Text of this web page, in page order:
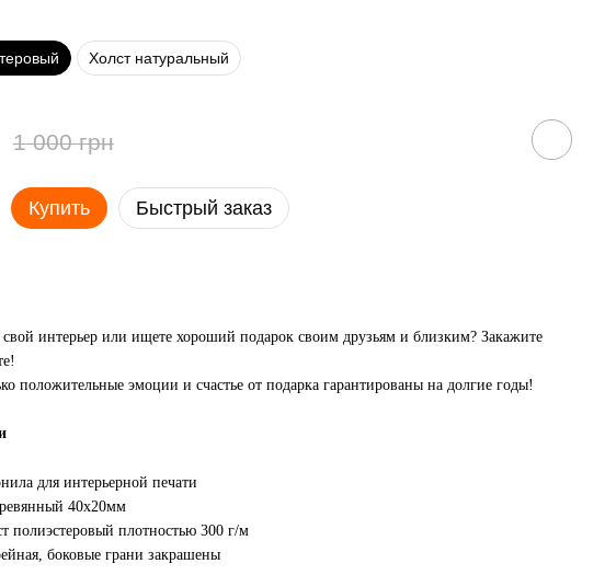
Холст натуральный
1 000 грн
Купить Быстрый заказ
свой интерьер или ищете хороший подарок своим друзьям и близким? Закажите
положительные эмоции и счастье от подарка гарантированы на долгие годы!
для интерьерной печати
40х20мм
полиэстеровый плотностью 300 г/м
боковые грани закрашены